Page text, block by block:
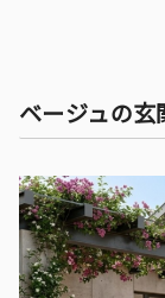
ベージュの